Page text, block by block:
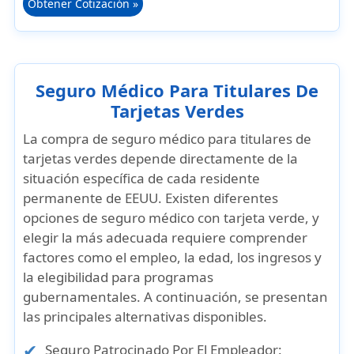
Obtener Cotización »
Seguro Médico Para Titulares De
Tarjetas Verdes
La compra de seguro médico para titulares de
tarjetas verdes depende directamente de la
situación específica de cada residente
permanente de EEUU. Existen diferentes
opciones de seguro médico con tarjeta verde, y
elegir la más adecuada requiere comprender
factores como el empleo, la edad, los ingresos y
la elegibilidad para programas
gubernamentales. A continuación, se presentan
las principales alternativas disponibles.
Seguro Patrocinado Por El Empleador: